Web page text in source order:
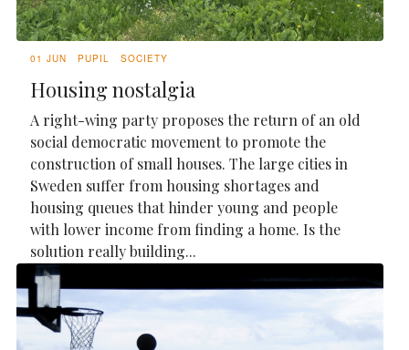
01 JUN PUPIL SOCIETY
Housing nostalgia
A right-wing party proposes the return of an old
social democratic movement to promote the
construction of small houses. The large cities in
Sweden suffer from housing shortages and
housing queues that hinder young and people
with lower income from finding a home. Is the
solution really building...